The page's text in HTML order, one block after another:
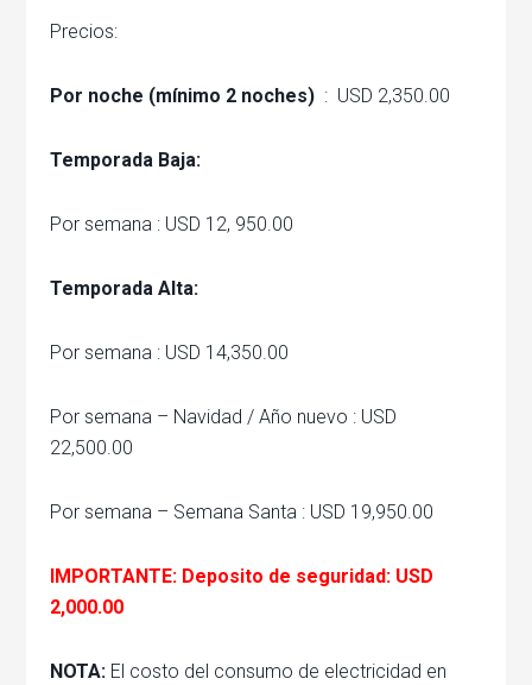
Precios:
Por noche (mínimo 2 noches) : USD 2,350.00
Temporada Baja:
Por semana : USD 12, 950.00
Temporada Alta:
Por semana : USD 14,350.00
Por semana – Navidad / Año nuevo : USD
22,500.00
Por semana – Semana Santa : USD 19,950.00
IMPORTANTE: Deposito de seguridad: USD
2,000.00
NOTA: El costo del consumo de electricidad en